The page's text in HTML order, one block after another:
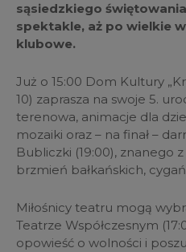
sąsiedzkiego
spektakle, aż po wielkie
klubowe.
Już o 15:00 Dom Kultury
10) zaprasza na swoje 5.
terenowa, animacje dla
mozaiki oraz – na finał –
Bubliczki (19:00), znanego
brzmień bałkańskich,
Miłośnicy teatru mogą
Teatrze Współczesnym
opowieść o wolności i